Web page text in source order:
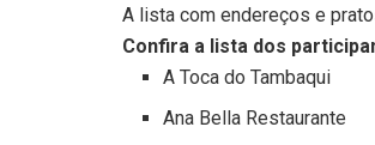
A lista com endereços e
Confira a lista dos
A Toca do Tambaqui
Ana Bella Restaurante